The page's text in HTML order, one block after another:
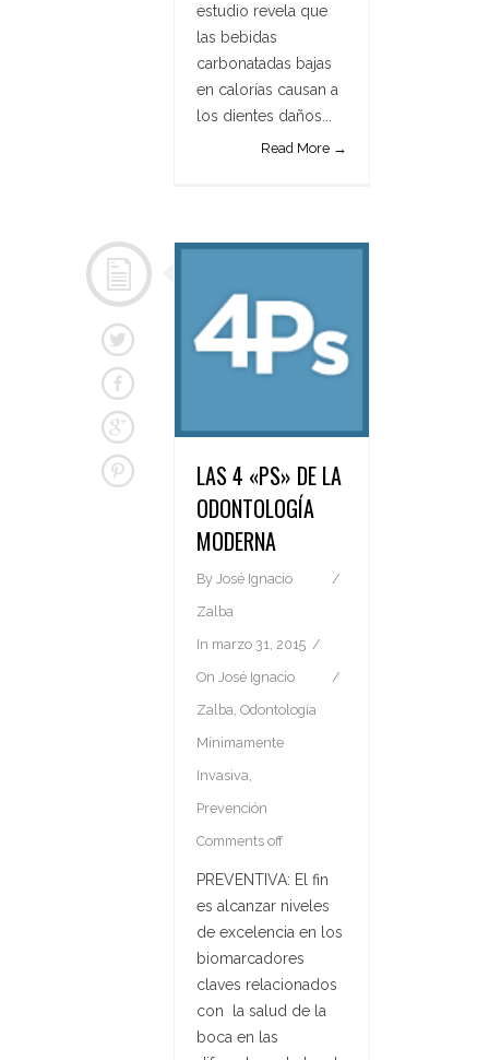
estudio revela que
las bebidas
carbonatadas bajas
en calorías causan a
los dientes daños...
Read More →
LAS 4 «PS» DE LA
ODONTOLOGÍA
MODERNA
By José Ignacio
Zalba
In marzo 31, 2015
On José Ignacio
Zalba, Odontología
Mínimamente
Invasiva,
Prevención
Comments off
PREVENTIVA: El fin
es alcanzar niveles
de excelencia en los
biomarcadores
claves relacionados
con la salud de la
boca en las